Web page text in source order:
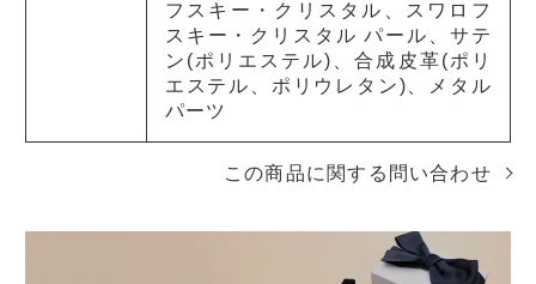
フスキー・クリスタル、スワロフ
スキー・クリスタル パール、サテ
ン(ポリエステル)、合成皮革(ポリ
エステル、ポリウレタン)、メタル
パーツ
この商品に関する問い合わせ